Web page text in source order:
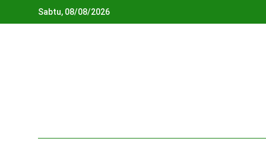
Sabtu, 08/08/2026